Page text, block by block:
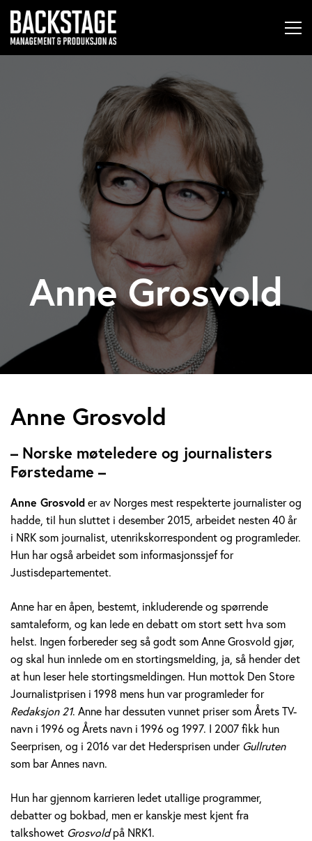
Anne Grosvold
A
n
n
e
G
r
s
v
o
l
d
Anne Grosvold
– Norske møteledere og journalisters
Førstedame –
Anne Grosvold er av Norges mest respekterte journalister og
hadde, til hun sluttet i desember 2015, arbeidet nesten 40 år
i NRK som journalist, utenrikskorrespondent og programleder.
Hun har også arbeidet som informasjonssjef for
Justisdepartementet.
Anne har en åpen, bestemt, inkluderende og spørrende
samtaleform, og kan lede en debatt om stort sett hva som
helst. Ingen forbereder seg så godt som Anne Grosvold gjør,
og skal hun innlede om en stortingsmelding, ja, så hender det
at hun leser hele stortingsmeldingen. Hun mottok Den Store
Journalistprisen i 1998 mens hun var programleder for
Redaksjon 21. Anne har dessuten vunnet priser som Årets TV-
navn i 1996 og Årets navn i 1996 og 1997. I 2007 fikk hun
Seerprisen, og i 2016 var det Hedersprisen under Gullruten
som bar Annes navn.
Hun har gjennom karrieren ledet utallige programmer,
debatter og bokbad, men er kanskje mest kjent fra
talkshowet Grosvoldpå NRK1.